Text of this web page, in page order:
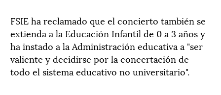
FSIE ha reclamado que el concierto también se
extienda a la Educación Infantil de 0 a 3 años y
ha instado a la Administración educativa a "ser
valiente y decidirse por la concertación de
todo el sistema educativo no universitario".